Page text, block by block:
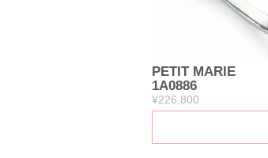
PETIT MARIE
1A0886
¥226,800